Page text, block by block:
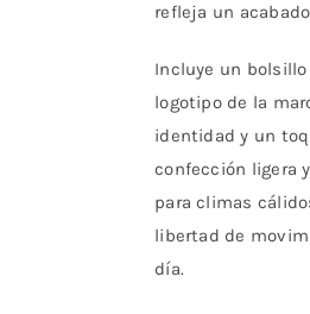
refleja un
Incluye un
logotipo de la
identidad y un
confección ligera
para climas
libertad de
día.